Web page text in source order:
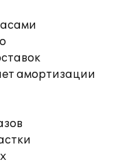
амортизации